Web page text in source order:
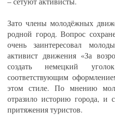
Зато члены молодёжных
родной город. Вопрос
очень заинтересовал
активист движения «За
создать немецкий
соответствующим
этом стиле. По мнению
отразило историю города, и
притяжения туристов.